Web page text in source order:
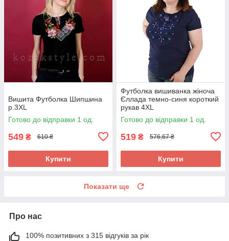
Вишита Футболка Шипшина
р.3XL
Готово до відправки 1 од.
549 ₴ 610 ₴
Купити
Футболка вишиванка жіноча
Єллада темно-синя короткий
рукав 4XL
Готово до відправки 1 од.
519 ₴ 576,67 ₴
Купити
Показати ще
Про нас
100% позитивних з 315 відгуків за рік